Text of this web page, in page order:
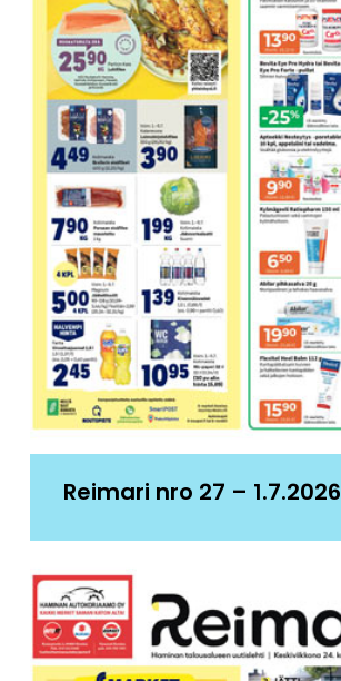
Reimari nro 27 – 1.7.2026